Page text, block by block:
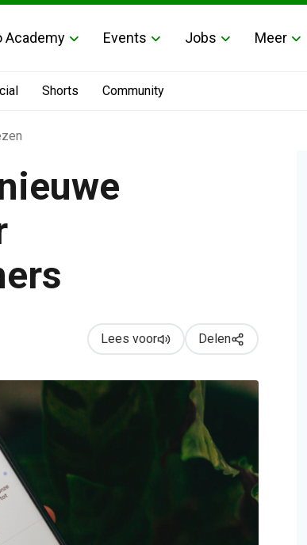
Academy Events Jobs Meer
Shorts Community
Lees voor Delen